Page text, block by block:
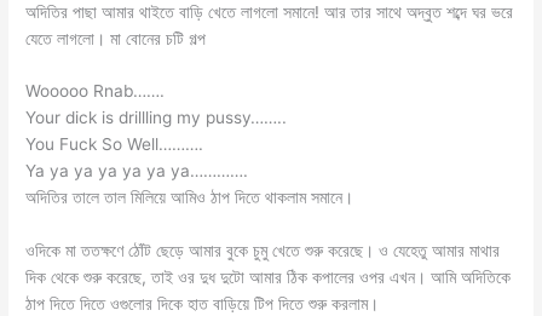
অদিতির পাছা আমার থাইতে বাড়ি খেতে লাগলো সমানে! আর তার সাথে অদ্বুত শব্দে ঘর ভরে
যেতে লাগলো। মা বোনের চটি গল্প
Wooooo Rnab…….
Your dick is drillling my pussy……..
You Fuck So Well……….
Ya ya ya ya ya ya ya………….
অদিতির তালে তাল মিলিয়ে আমিও ঠাপ দিতে থাকলাম সমানে।
ওদিকে মা ততক্ষণে ঠোঁট ছেড়ে আমার বুকে চুমু খেতে শুরু করেছে। ও যেহেতু আমার মাথার
দিক থেকে শুরু করেছে, তাই ওর দুধ দুটো আমার ঠিক কপালের ওপর এখন। আমি অদিতিকে
ঠাপ দিতে দিতে ওগুলোর দিকে হাত বাড়িয়ে টিপ দিতে শুরু করলাম।